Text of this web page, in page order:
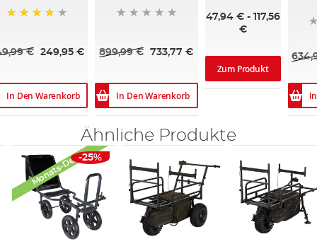
€ 249,95 €
In Den Warenkorb
899,99 € 733,77 €
In Den Warenkorb
47,94 €- 117,56
€
Zum Produkt
Ähnliche Produkte
Monats-Deals-25%